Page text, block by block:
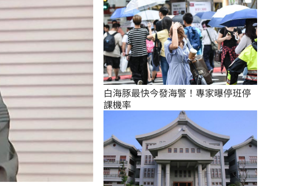
白海豚最快今發海警！專家曝停班停
課機率